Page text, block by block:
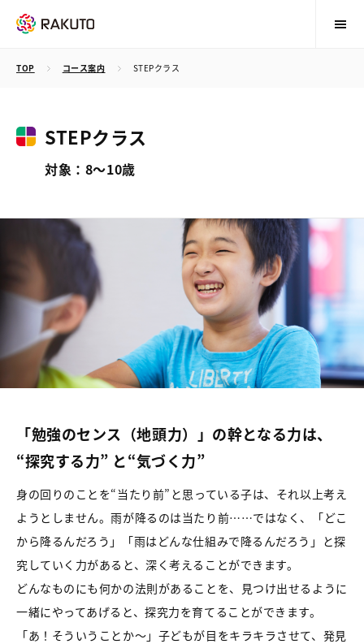
TOP コース案内 STEPクラス
STEPクラス
対象：8〜10歳
「勉強のセンス（地頭力）」の幹となる力は、
“探究する力” と“気づく力”
身の回りのことを“当たり前”と思っている子は、それ以上考え
ようとしません。雨が降るのは当たり前……ではなく、「どこ
から降るんだろう」「雨はどんな仕組みで降るんだろう」と探
究していく力があると、深く考えることができます。
どんなものにも何かの法則があることを、見つけ出せるように
一緒にやってあげると、探究力を育てることができます。
「あ！そういうことか〜」子どもが目をキラキラさせて、発見